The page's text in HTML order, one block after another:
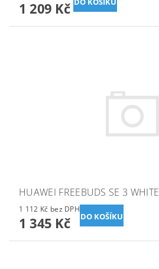
1 209 Kč
HUAWEI FREEBUDS SE 3 WHITE
1 112 Kč bez DPH
1 345 Kč